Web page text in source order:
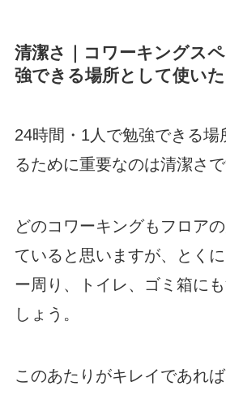
清潔さ｜コワーキングス
強できる場所として使い
24時間・1人で勉強できる場
るために重要なのは清潔さで
どのコワーキングもフロア
ていると思いますが、とく
ー周り、トイレ、ゴミ箱に
しょう。
このあたりがキレイであれ